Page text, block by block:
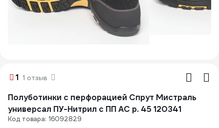
1 1 отзыв
Полуботинки с перфорацией Спрут Мистраль
универсал ПУ-Нитрил с ПП АС р. 45 120341
Код товара: 16092829